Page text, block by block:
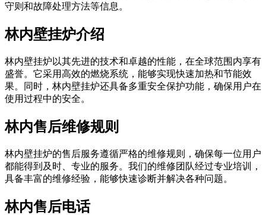
守则和故障处理方法等信息。
林内壁挂炉介绍
林内壁挂炉以其先进的技术和卓越的性能，在全球范围内享有
盛誉。它采用高效的燃烧系统，能够实现快速加热和节能效
果。同时，林内壁挂炉还具备多重安全保护功能，确保用户在
使用过程中的安全。
林内售后维修规则
林内壁挂炉的售后服务遵循严格的维修规则，确保每一位用户
都能得到及时、专业的服务。我们的维修团队经过专业培训，
具备丰富的维修经验，能够快速诊断并解决各种问题。
林内售后电话